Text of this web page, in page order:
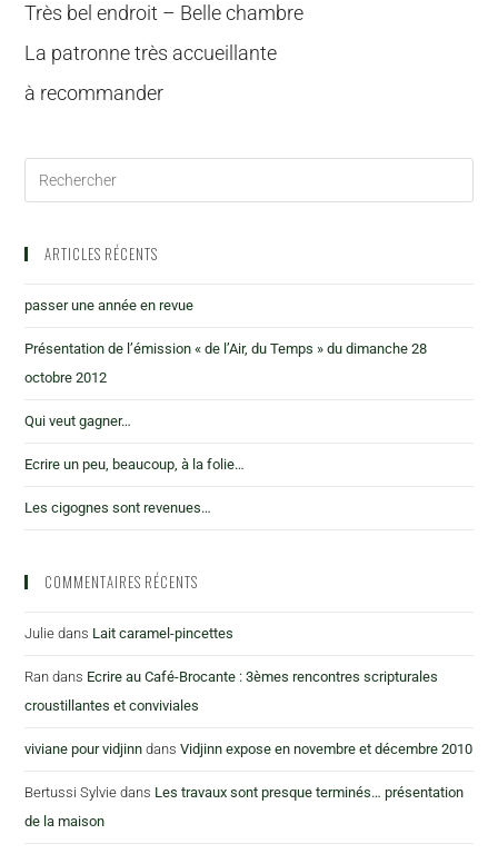
Très bel endroit – Belle chambre
La patronne très accueillante
à recommander
ARTICLES RÉCENTS
passer une année en revue
Présentation de l’émission « de l’Air, du Temps » du dimanche 28
octobre 2012
Qui veut gagner…
Ecrire un peu, beaucoup, à la folie…
Les cigognes sont revenues…
COMMENTAIRES RÉCENTS
Julie dans Lait caramel-pincettes
Ran dans Ecrire au Café-Brocante : 3èmes rencontres scripturales
croustillantes et conviviales
viviane pour vidjinn dansVidjinn expose en novembre et décembre 2010
Bertussi Sylvie dans Les travaux sont presque terminés… présentation
de la maison